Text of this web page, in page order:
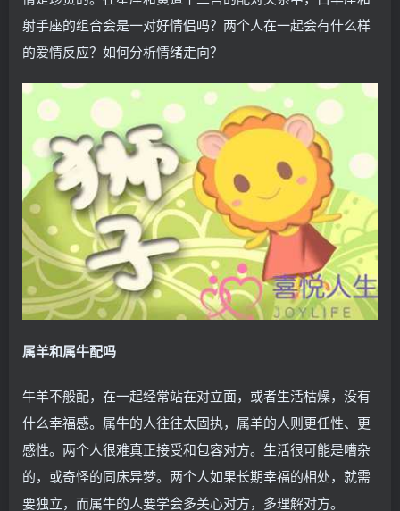
射手座的组合会是一对好情侣吗？两个人在一起会有什么样
的爱情反应？如何分析情绪走向？
属羊和属牛配吗
牛羊不般配，在一起经常站在对立面，或者生活枯燥，没有
什么幸福感。属牛的人往往太固执，属羊的人则更任性、更
感性。两个人很难真正接受和包容对方。生活很可能是嘈杂
的，或奇怪的同床异梦。两个人如果长期幸福的相处，就需
要独立，而属牛的人要学会多关心对方，多理解对方。